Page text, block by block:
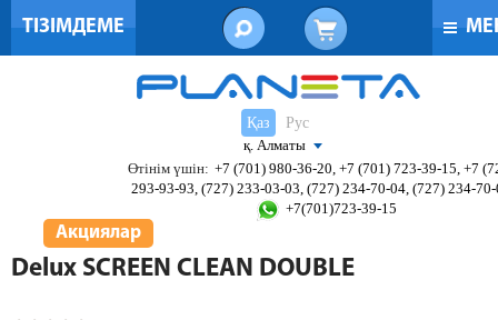
ТІЗІМДЕМЕ
Қаз
Рус
қ. Алматы
Өтінім үшін: +7 (701) 980-36-20, +7 (701) 723-39-15, +7
293-93-93, (727) 233-03-03, (727) 234-70-04, (727) 234-
+7(701)723-39-15
Акциялар
Delux SCREEN CLEAN DOUBLE